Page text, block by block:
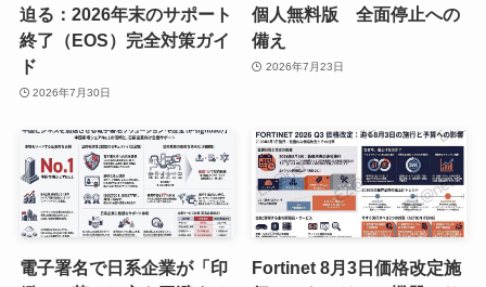
迫る：2026年末のサポート
終了（EOS）完全対策ガイ
ド
2026年7月30日
個人無料版 全面停止への
備え
2026年7月23日
電子署名で日系企業が「印
Fortinet 8月3日価格改定施